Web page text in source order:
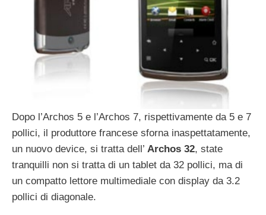
Dopo l’Archos 5 e l’Archos 7, rispettivamente da 5 e 7
pollici, il produttore francese sforna inaspettatamente,
un nuovo device, si tratta dell’ Archos 32, state
tranquilli non si tratta di un tablet da 32 pollici, ma di
un compatto lettore multimediale con display da 3.2
pollici di diagonale.